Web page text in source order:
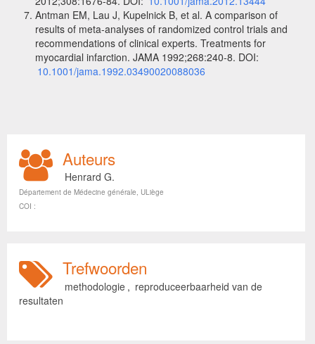
Antman EM, Lau J, Kupelnick B, et al. A comparison of
results of meta-analyses of randomized control trials and
recommendations of clinical experts. Treatments for
myocardial infarction. JAMA 1992;268:240-8. DOI:
10.1001/jama.1992.03490020088036
Auteurs
Henrard G.
Département de Médecine générale, ULiège
COI :
Trefwoorden
methodologie , reproduceerbaarheid van de
resultaten